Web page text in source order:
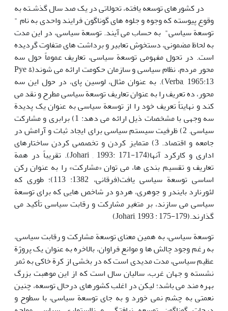
در کشورهای توسعه یافته، تحولاتی در یک صد سال گذشـته به
وقوع پیوسته که وجوه و جلوه های گوناگون فرایند واحدی به نام "
توسعة سیاسی" به حساب می آیند. توسعة سیاسی، در این مدت
به لحاظ مضمونی، دستخوش تعابیر و برداشت های متفاوت گردیده
است. در تحول مفهومی توسعة سیاسی، تعاریف عموماً حول سه
محور مردم، نظام سیاسی و سازمان حکومت ارائه می شوند(Pye &
Verba, 1965:13). به عنوان مثال، لوسین پای، در حول این سه
محور، ده تعریف را به عنوان تعاریف توسعة سیاسی مطرح و نقد می
کند و نهایتاً تعریف خود را از توسعة سیاسی به عنوان یک پدیدة
سه وجهی با مشخصات ذیل ارائه می دهد: 1) برابری و مشارکت
سیاسی. 2) ظرفیت سیستم سیاسی برای ایجاد ثبات و آرامش در
جامعه و اقتصاد. 3) متمایز کردن و تخصصی کردن ساختارهای
اداری و کارکرد آنها(Johari , 1993: 171-174). تقریباً در همة
تعاریف و تقسیم بندی ها، می توان «مشارکت» را به عنوان رکن
اساسی توسعة سیاسی یافت(فرقانی، 1382: 113)؛ طوری که
لئورنارد بایندر و جوهری، هردو در شاخص هایی که برای توسعة
سیاسی می سازند، بر متغیر مشارکت و رقابت سیاسی تأکید می
گذارند.(Johari, 1993 : 175-179)
توسعة سیاسی، به همین معنای توسعة مشارکت و رقابت سیاسی،
به رغم وجود چالش ها و موانع فراوان، بالاخره به عنوان یک پروژة
عظیم سیاسی، مدت مدیدی است که در بخشی از کرة خاکی به ثمر
نشسته و جهان غرب، سالیان سال است که از این موهبت بزرگ
بهره مند می باشد؛ لیکن در اغلب کشورهای درحال توسعه، چنین
نعمتی به چشم نمی خورد و به جای توسعة سیاسی، با سطوح و